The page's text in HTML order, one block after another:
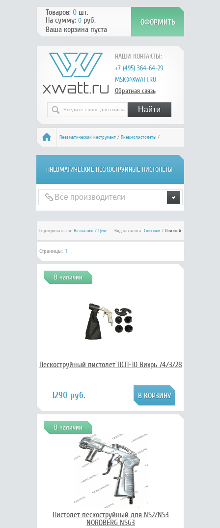
НАШИ КОНТАКТЫ:
+7 (495) 364-64-29
MSK@XWATT.RU
Обратная связь
Товаров: 0шт.
На сумму: 0руб.
Ваша корзина пуста
Пневматический инструмент/ Пневмопистолеты/
Пескоструйные
ПНЕВМАТИЧЕСКИЕ ПЕСКОСТРУЙНЫЕ ПИСТОЛЕТЫ
Сортировать по: Названию/ Цене Вид каталога: Списком/ Плиткой
Страницы: 1
В наличии
Пескоструйный пистолет ПСП-10 Вихрь 74/3/28
1290 руб.
В наличии
Пистолет пескоструйный для NS2/NS3
NORDBERG NSG3